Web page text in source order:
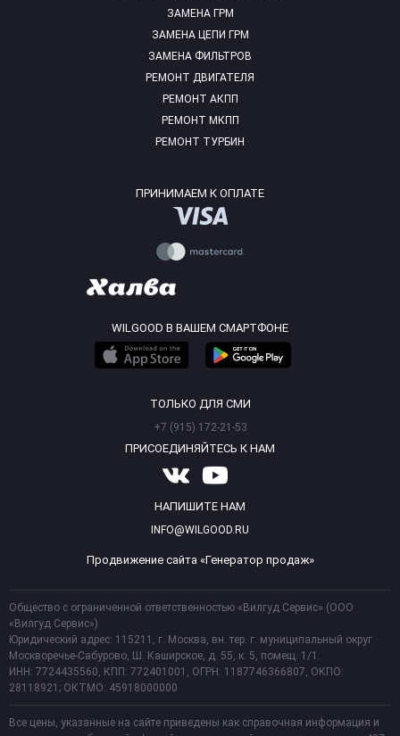
ЗАМЕНА ГРМ
ЗАМЕНА ЦЕПИ ГРМ
ЗАМЕНА ФИЛЬТРОВ
РЕМОНТ ДВИГАТЕЛЯ
РЕМОНТ АКПП
РЕМОНТ МКПП
РЕМОНТ ТУРБИН
ПРИНИМАЕМ К ОПЛАТЕ
WILGOOD В ВАШЕМ СМАРТФОНЕ
ТОЛЬКО ДЛЯ СМИ
+7 (915) 172-21-53
ПРИСОЕДИНЯЙТЕСЬ К НАМ
НАПИШИТЕ НАМ
INFO@WILGOOD.RU
Продвижение сайта «Генератор продаж»
Общество с ограниченной ответственностью «Вилгуд Сервис» (ООО
«Вилгуд Сервис»)
Юридический адрес: 115211, г. Москва, вн. тер. г. муниципальный округ
Москворечье-Сабурово, Ш. Каширское, д. 55, к. 5, помещ. 1/1.
ИНН: 7724435560, КПП: 772401001, ОГРН: 1187746366807, ОКПО:
28118921; ОКТМО: 45918000000
Все цены, указанные на сайте приведены как справочная информация и